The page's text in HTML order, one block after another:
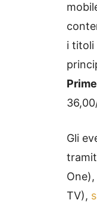
i titoli
Gli
One),
TV),